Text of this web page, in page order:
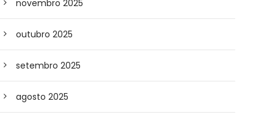
novembro 2025
outubro 2025
setembro 2025
agosto 2025